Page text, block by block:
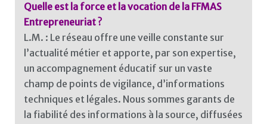
Quelle est la force et la vocation de la FFMAS
Entrepreneuriat ?
L.M. : Le réseau offre une veille constante sur
l’actualité métier et apporte, par son expertise,
un accompagnement éducatif sur un vaste
champ de points de vigilance, d’informations
techniques et légales. Nous sommes garants de
la fiabilité des informations à la source, diffusées